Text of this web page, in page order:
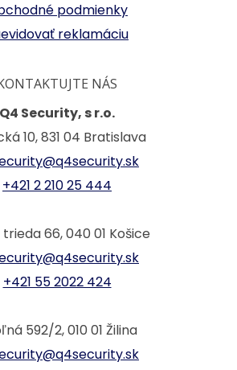
podmienky
reklamáciu
NÁS
Q4 Security, s r.o.
10, 831 04 Bratislava
+421 2 210 25 444
66, 040 01 Košice
+421 55 2022 424
592/2, 010 01 Žilina